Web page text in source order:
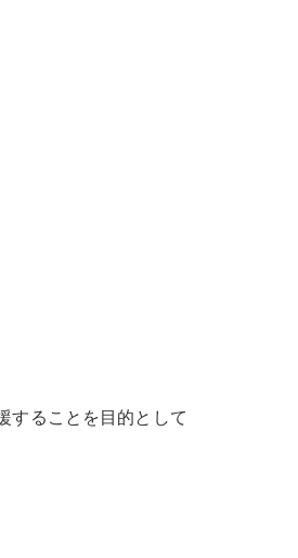
することを目的として